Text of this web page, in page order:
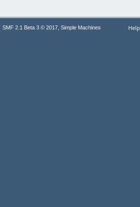
Help
SMF 2.1 Beta 3 © 2017, Simple Machines